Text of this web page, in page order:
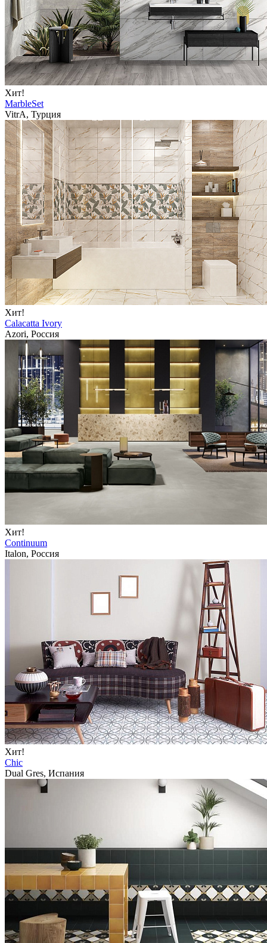
Хит!
MarbleSet
VitrA, Турция
Хит!
Calacatta Ivory
Azori, Россия
Хит!
Continuum
Italon, Россия
Хит!
Chic
Dual Gres, Испания